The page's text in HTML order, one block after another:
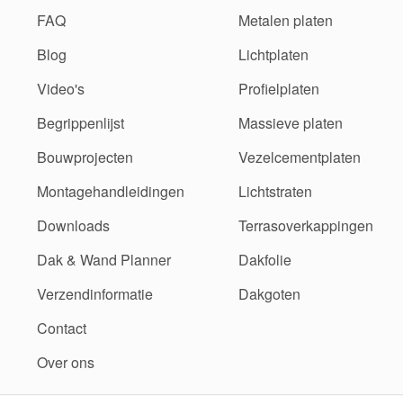
FAQ
Blog
Video's
Begrippenlijst
Bouwprojecten
Montagehandleidingen
Downloads
Dak & Wand Planner
Verzendinformatie
Contact
Over ons
Metalen platen
Lichtplaten
Profielplaten
Massieve platen
Vezelcementplaten
Lichtstraten
Terrasoverkappingen
Dakfolie
Dakgoten